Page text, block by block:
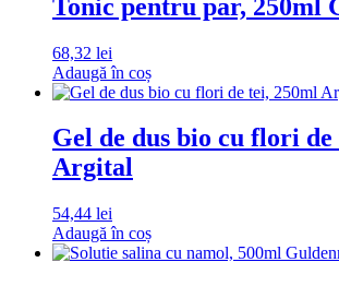
Tonic pentru par, 250ml
68,32 lei
Adaugă în coș
Gel de dus bio cu flori
Argital
54,44 lei
Adaugă în coș